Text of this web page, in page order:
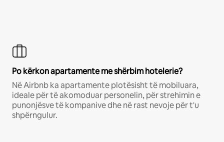
Po kërkon apartamente me shërbim hotelerie?
Në Airbnb ka apartamente plotësisht të mobiluara,
ideale për të akomoduar personelin, për strehimin e
punonjësve të kompanive dhe në rast nevoje për t'u
shpërngulur.